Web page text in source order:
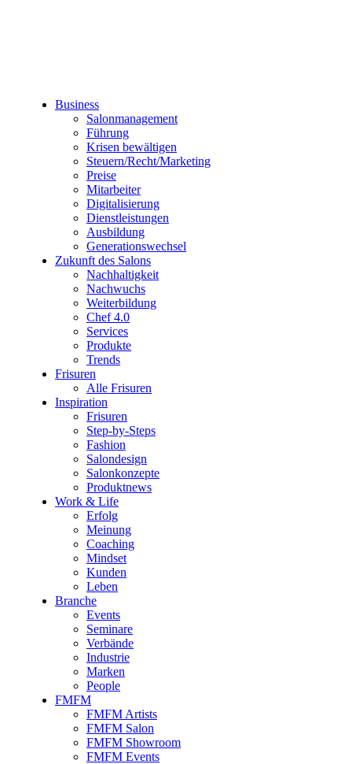
Business
Salonmanagement
Führung
Krisen bewältigen
Steuern/Recht/Marketing
Preise
Mitarbeiter
Digitalisierung
Dienstleistungen
Ausbildung
Generationswechsel
Zukunft des Salons
Nachhaltigkeit
Nachwuchs
Weiterbildung
Chef 4.0
Services
Produkte
Trends
Frisuren
Alle Frisuren
Inspiration
Frisuren
Step-by-Steps
Fashion
Salondesign
Salonkonzepte
Produktnews
Work & Life
Erfolg
Meinung
Coaching
Mindset
Kunden
Leben
Branche
Events
Seminare
Verbände
Industrie
Marken
People
FMFM
FMFM Artists
FMFM Salon
FMFM Showroom
FMFM Events